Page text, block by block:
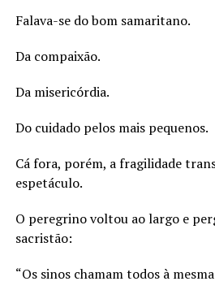
Falava-se do bom samaritano.
Da compaixão.
Da misericórdia.
Do cuidado pelos mais pequenos.
Cá fora, porém, a fragilidade
espetáculo.
O peregrino voltou ao largo e
sacristão:
“Os sinos chamam todos à